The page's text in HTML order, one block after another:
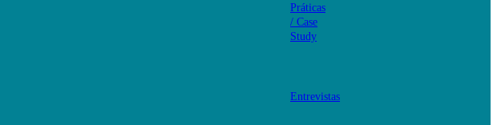
Práticas
/ Case
Study
Entrevistas